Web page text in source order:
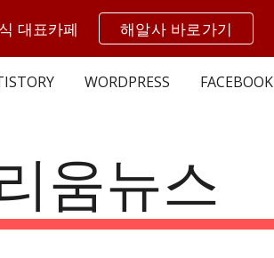
Skip to navigation
대표카페 해알사 바로가기
WORDPRESS FACEBOOK
움뉴스